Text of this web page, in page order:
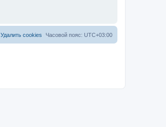
Часовой пояс: UTC+03:00
Удалить cookies